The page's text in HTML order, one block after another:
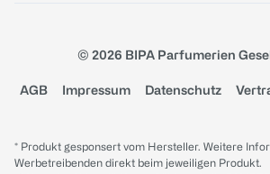
© 2026 BIPA Parfumerien
AGB Impressum Datenschutz
* Produkt gesponsert vom Hersteller. Weitere
Werbetreibenden direkt beim jeweiligen Produkt.